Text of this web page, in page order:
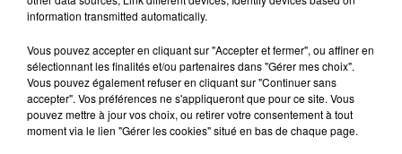
La solidarité locale s’est rapidement manifestée. Des
et différentes initiatives ont vu le jour pour permettre au
plus grand nombre de participer. Une collecte adaptée
aux personnes ne disposant pas d’un accès à internet a
notamment été mise en place.
information transmitted automatically.
Vous pouvez accepter en cliquant sur "Accepter et fermer", ou affiner en
sélectionnant les finalités et/ou partenaires dans "Gérer mes choix".
Vous pouvez également refuser en cliquant sur "Continuer sans
accepter". Vos préférences ne s'appliqueront que pour ce site. Vous
pouvez mettre à jour vos choix, ou retirer votre consentement à tout
moment via le lien "Gérer les cookies" situé en bas de chaque page.